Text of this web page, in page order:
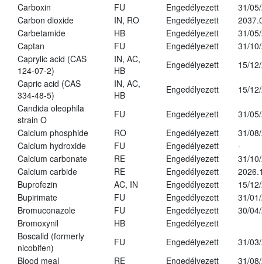
Carboxin
FU Engedélyezett
31/
Carbon dioxide
IN, RO Engedélyezett
Carbetamide
HB Engedélyezett
31/
Captan
FU Engedélyezett
31/
Caprylic acid (CAS
124-07-2)
IN, AC,
HB
Engedélyezett
15/
Capric acid (CAS
334-48-5)
IN, AC,
HB
Engedélyezett
15/
Candida oleophila
strain O
FU Engedélyezett
31/
Calcium phosphide
RO Engedélyezett
31/
Calcium hydroxide
FU Engedélyezett
-
Calcium carbonate
RE Engedélyezett
31/
Calcium carbide
RE Engedélyezett
Buprofezin
AC, IN Engedélyezett
15/
Bupirimate
FU Engedélyezett
31/
Bromuconazole
FU Engedélyezett
30/
Bromoxynil
HB
Engedélyezett
Boscalid (formerly
nicobifen)
FU Engedélyezett
31/
Blood meal
RE Engedélyezett
31/